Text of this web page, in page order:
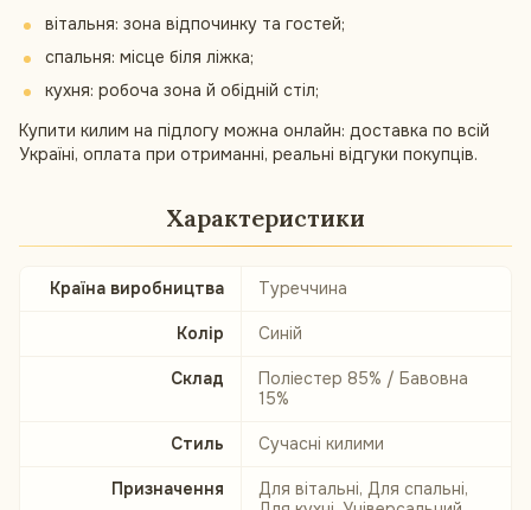
вітальня: зона відпочинку та гостей;
спальня: місце біля ліжка;
кухня: робоча зона й обідній стіл;
Купити килим на підлогу можна онлайн: доставка по всій
Україні, оплата при отриманні, реальні відгуки покупців.
Характеристики
Країна виробництва Туреччина
Колір Синій
Склад
Поліестер 85% / Бавовна
15%
Стиль Сучасні килими
Призначення
Для вітальні, Для спальні,